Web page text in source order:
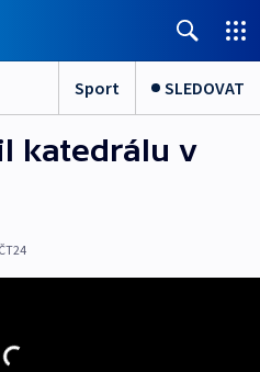
Sport SLEDOVAT
katedrálu v
ČT24